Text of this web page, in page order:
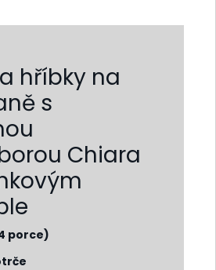
hříbky na
s
Chiara
porce)